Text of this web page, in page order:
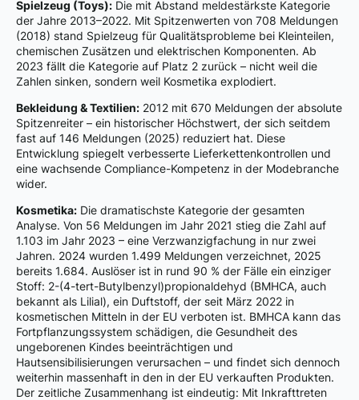
Spielzeug (Toys): Die mit Abstand meldestärkste Kategorie
der Jahre 2013–2022. Mit Spitzenwerten von 708 Meldungen
(2018) stand Spielzeug für Qualitätsprobleme bei Kleinteilen,
chemischen Zusätzen und elektrischen Komponenten. Ab
2023 fällt die Kategorie auf Platz 2 zurück – nicht weil die
Zahlen sinken, sondern weil Kosmetika explodiert.
Bekleidung & Textilien: 2012 mit 670 Meldungen der absolute
Spitzenreiter – ein historischer Höchstwert, der sich seitdem
fast auf 146 Meldungen (2025) reduziert hat. Diese
Entwicklung spiegelt verbesserte Lieferkettenkontrollen und
eine wachsende Compliance-Kompetenz in der Modebranche
wider.
Kosmetika: Die dramatischste Kategorie der gesamten
Analyse. Von 56 Meldungen im Jahr 2021 stieg die Zahl auf
1.103 im Jahr 2023 – eine Verzwanzigfachung in nur zwei
Jahren. 2024 wurden 1.499 Meldungen verzeichnet, 2025
bereits 1.684. Auslöser ist in rund 90 % der Fälle ein einziger
Stoff: 2-(4-tert-Butylbenzyl)propionaldehyd (BMHCA, auch
bekannt als Lilial), ein Duftstoff, der seit März 2022 in
kosmetischen Mitteln in der EU verboten ist. BMHCA kann das
Fortpflanzungssystem schädigen, die Gesundheit des
ungeborenen Kindes beeinträchtigen und
Hautsensibilisierungen verursachen – und findet sich dennoch
weiterhin massenhaft in den in der EU verkauften Produkten.
Der zeitliche Zusammenhang ist eindeutig: Mit Inkrafttreten